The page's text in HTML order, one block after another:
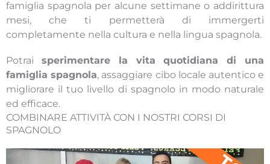
famiglia spagnola per alcune settimane o addirittura
mesi, che ti permetterà di immergerti
completamente nella cultura e nella lingua spagnola.
Potrai sperimentare la vita quotidiana di una
famiglia spagnola, assaggiare cibo locale autentico e
migliorare il tuo livello di spagnolo in modo naturale
ed efficace.
COMBINARE ATTIVITÀ CON I NOSTRI CORSI DI
SPAGNOLO